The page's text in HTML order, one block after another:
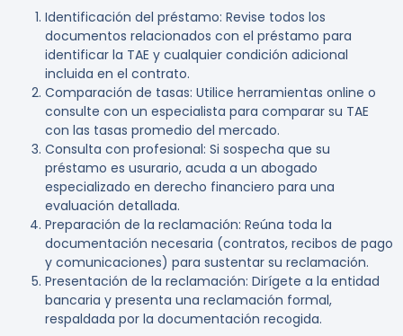
Identificación del préstamo: Revise todos los
documentos relacionados con el préstamo para
identificar la TAE y cualquier condición adicional
incluida en el contrato.
Comparación de tasas: Utilice herramientas online o
consulte con un especialista para comparar su TAE
con las tasas promedio del mercado.
Consulta con profesional: Si sospecha que su
préstamo es usurario, acuda a un abogado
especializado en derecho financiero para una
evaluación detallada.
Preparación de la reclamación: Reúna toda la
documentación necesaria (contratos, recibos de pago
y comunicaciones) para sustentar su reclamación.
Presentación de la reclamación: Dirígete a la entidad
bancaria y presenta una reclamación formal,
respaldada por la documentación recogida.